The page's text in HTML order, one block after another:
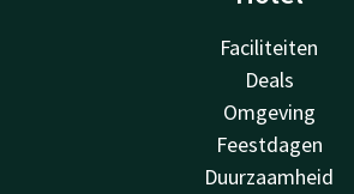
Faciliteiten
Deals
Omgeving
Feestdagen
Duurzaamheid